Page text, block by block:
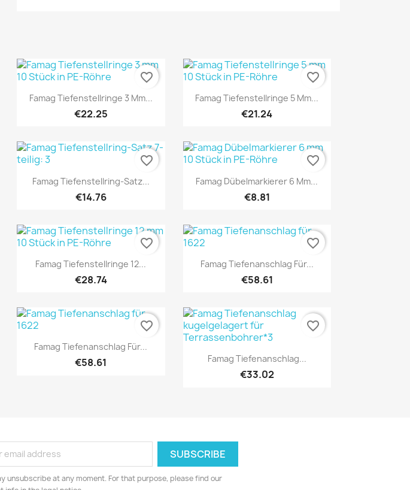
Quick view
Famag Tiefenstellringe 3 Mm...
€22.25
favorite_border
Quick view
Famag Tiefenstellringe 5 Mm...
€21.24
favorite_border
Quick view
Famag Tiefenstellring-Satz...
€14.76
favorite_border
Quick view
Famag Dübelmarkierer 6 Mm...
€8.81
favorite_border
Quick view
Famag Tiefenstellringe 12...
€28.74
favorite_border
Quick view
Famag Tiefenanschlag Für...
€58.61
favorite_border
Quick view
Famag Tiefenanschlag Für...
€58.61
favorite_border
Quick view
Famag Tiefenanschlag...
€33.02
favorite_border
unsubscribe at any moment. For that purpose, please find our